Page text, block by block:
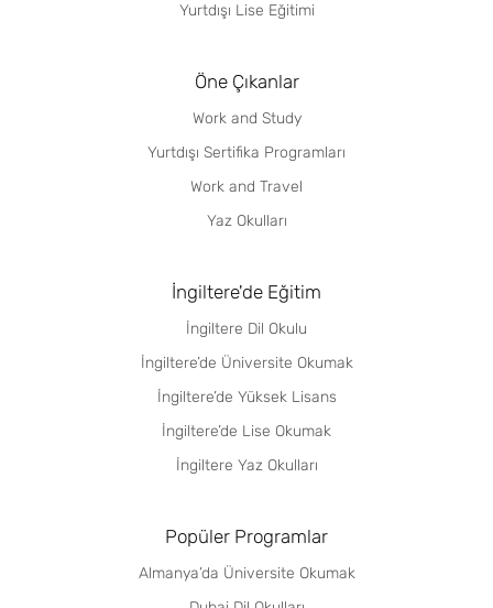
Yurtdışı Lise Eğitimi
Öne Çıkanlar
Work and Study
Yurtdışı Sertifika Programları
Work and Travel
Yaz Okulları
İngiltere'de Eğitim
İngiltere Dil Okulu
İngiltere’de Üniversite Okumak
İngiltere’de Yüksek Lisans
İngiltere’de Lise Okumak
İngiltere Yaz Okulları
Popüler Programlar
Almanya’da Üniversite Okumak